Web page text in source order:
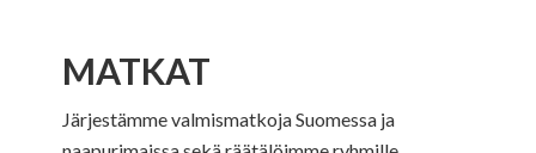
MATKAT
Järjestämme valmismatkoja Suomessa ja